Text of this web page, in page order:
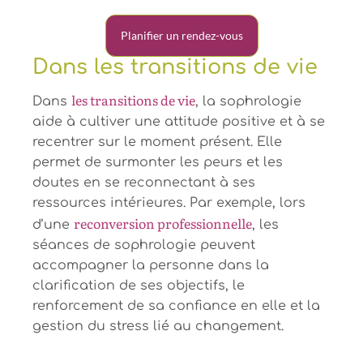
Planifier un rendez-vous
Dans les transitions de vie
Dans les transitions de vie, la sophrologie
aide à cultiver une attitude positive et à se
recentrer sur le moment présent. Elle
permet de surmonter les peurs et les
doutes en se reconnectant à ses
ressources intérieures. Par exemple, lors
d’une reconversion professionnelle, les
séances de sophrologie peuvent
accompagner la personne dans la
clarification de ses objectifs, le
renforcement de sa confiance en elle et la
gestion du stress lié au changement.